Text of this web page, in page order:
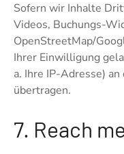
Sofern wir Inhalte
Videos, Buchungs-
OpenStreetMap/
Ihrer Einwilligung
a. Ihre IP-Adresse)
übertragen.
7. Reach